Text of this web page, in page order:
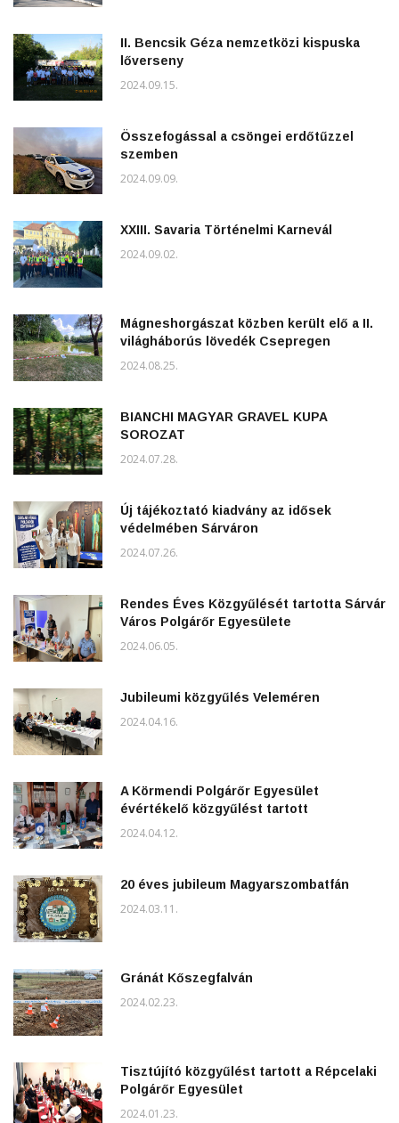
II. Bencsik Géza nemzetközi kispuska
lőverseny
2024.09.15.
Összefogással a csöngei erdőtűzzel
szemben
2024.09.09.
XXIII. Savaria Történelmi Karnevál
2024.09.02.
Mágneshorgászat közben került elő a II.
világháborús lövedék Csepregen
2024.08.25.
BIANCHI MAGYAR GRAVEL KUPA
SOROZAT
2024.07.28.
Új tájékoztató kiadvány az idősek
védelmében Sárváron
2024.07.26.
Rendes Éves Közgyűlését tartotta Sárvár
Város Polgárőr Egyesülete
2024.06.05.
Jubileumi közgyűlés Veleméren
2024.04.16.
A Körmendi Polgárőr Egyesület
évértékelő közgyűlést tartott
2024.04.12.
20 éves jubileum Magyarszombatfán
2024.03.11.
Gránát Kőszegfalván
2024.02.23.
Tisztújító közgyűlést tartott a Répcelaki
Polgárőr Egyesület
2024.01.23.